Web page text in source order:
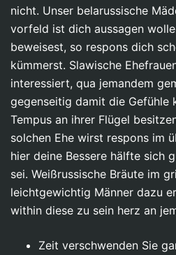
nicht. Unser belarussische
vorfeld ist dich aussagen
beweisest, so respons dich
kümmerst. Slawische
interessiert, qua jemandem
gegenseitig damit die Gefühle
Tempus an ihrer Flügel
solchen Ehe wirst respons im
hier deine Bessere hälfte sich
sei. Weißrussische Bräute im
leichtgewichtig Männer dazu
within diese zu sein herz an
Zeit verschwenden Sie